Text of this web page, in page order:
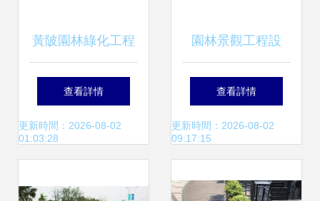
黃陂園林綠化工程
與龍勝物業 攜手打
造綠色生活空間
查看詳情
更新時間：2026-08-02
01:03:28
園林景觀工程設
計、施工與資料應
用全解析
查看詳情
更新時間：2026-08-02
09:17:15